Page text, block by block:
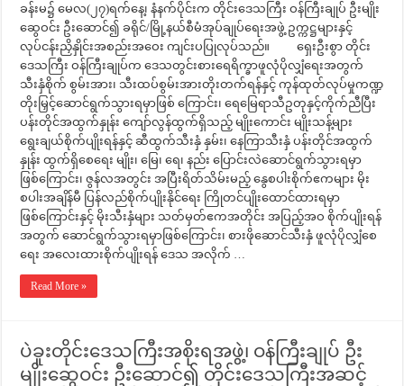
ခန်းမ၌ မေလ(၂၇)ရက်နေ့၊ နံနက်ပိုင်းက တိုင်းဒေသကြီး ဝန်ကြီးချုပ် ဦးမျိုး
ဆွေဝင်း ဦးဆောင်၍ ခရိုင်/မြို့နယ်စီမံအုပ်ချုပ်ရေးအဖွဲ့ ဥက္ကဋ္ဌများနှင့်
လုပ်ငန်းညှိနှိုင်းအစည်းအဝေး ကျင်းပပြုလုပ်သည်။ ရှေးဦးစွာ တိုင်း
ဒေသကြီး ဝန်ကြီးချုပ်က ဒေသတွင်းစားရေရိက္ခာဖူလုံပိုလျှံရေးအတွက်
သီးနှံစိုက် စွမ်းအား၊ သီးထပ်စွမ်းအားတိုးတက်ရန်နှင့် ကုန်ထုတ်လုပ်မှုကဏ္ဍ
တိုးမြှင့်ဆောင်ရွက်သွားရမှာဖြစ် ကြောင်း၊ ရေမြေရာသီဥတုနှင့်ကိုက်ညီပြီး
ပန်းတိုင်အထွက်နှုန်း ကျော်လွန်ထွက်ရှိသည့် မျိုးကောင်း မျိုးသန့်များ
ရွေးချယ်စိုက်ပျိုးရန်နှင့် ဆီထွက်သီးနှံ နှမ်း၊ နေကြာသီးနှံ ပန်းတိုင်အထွက်
နှုန်း ထွက်ရှိစေရေး မျိုး၊ မြေ၊ ရေ၊ နည်း ပြောင်းလဲဆောင်ရွက်သွားရမှာ
ဖြစ်ကြောင်း၊ ဇွန်လအတွင်း အပြီးရိတ်သိမ်းမည့် နွေစပါးစိုက်ဧကများ မိုး
စပါးအချိန်မီ ပြန်လည်စိုက်ပျိုးနိုင်ရေး ကြိုတင်ပျိုးထောင်ထားရမှာ
ဖြစ်ကြောင်းနှင့် မိုးသီးနှံများ သတ်မှတ်ဧကအတိုင်း အပြည့်အဝ စိုက်ပျိုးရန်
အတွက် ဆောင်ရွက်သွားရမှာဖြစ်ကြောင်း၊ စားဖိုဆောင်သီးနှံ ဖူလုံပိုလျှံစေ
ရေး အလေးထားစိုက်ပျိုးရန် ဒေသ အလိုက် …
Read More »
ပဲခူးတိုင်းဒေသကြီးအစိုးရအဖွဲ့၊ ဝန်ကြီးချုပ် ဦး
မျိုးဆွေဝင်း ဦးဆောင်၍ တိုင်းဒေသကြီးအဆင့်